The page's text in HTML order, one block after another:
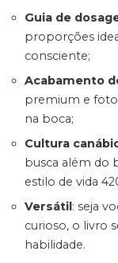
Guia de
proporções
consciente;
Acabamento
premium e
na boca;
Cultura
busca além do
estilo de vida
Versátil: seja
curioso, o livro
habilidade.